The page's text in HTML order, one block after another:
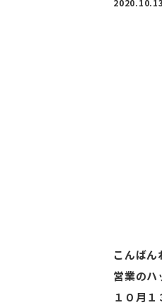
2020.10.13
こんばん
営業のハ
１０月